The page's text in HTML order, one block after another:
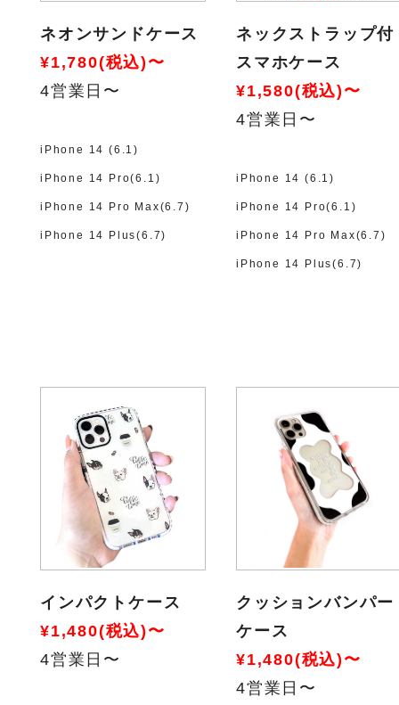
ネオンサンドケース
¥1,780(税込)〜
4営業日〜
iPhone 14 (6.1)
iPhone 14 Pro(6.1)
iPhone 14 Pro Max(6.7)
iPhone 14 Plus(6.7)
ネックストラップ付
スマホケース
¥1,580(税込)〜
4営業日〜
iPhone 14 (6.1)
iPhone 14 Pro(6.1)
iPhone 14 Pro Max(6.7)
iPhone 14 Plus(6.7)
インパクトケース
¥1,480(税込)〜
4営業日〜
クッションバンパー
ケース
¥1,480(税込)〜
4営業日〜